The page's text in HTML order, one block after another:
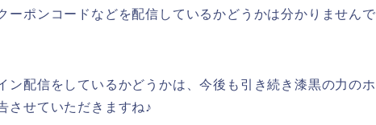
ーポンコードなどを配信しているかどうかは分かりませんで
ン配信をしているかどうかは、今後も引き続き漆黒の力のホ
させていただきますね♪